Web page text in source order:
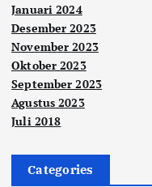
Januari 2024
Desember 2023
November 2023
Oktober 2023
September 2023
Agustus 2023
Juli 2018
Categories